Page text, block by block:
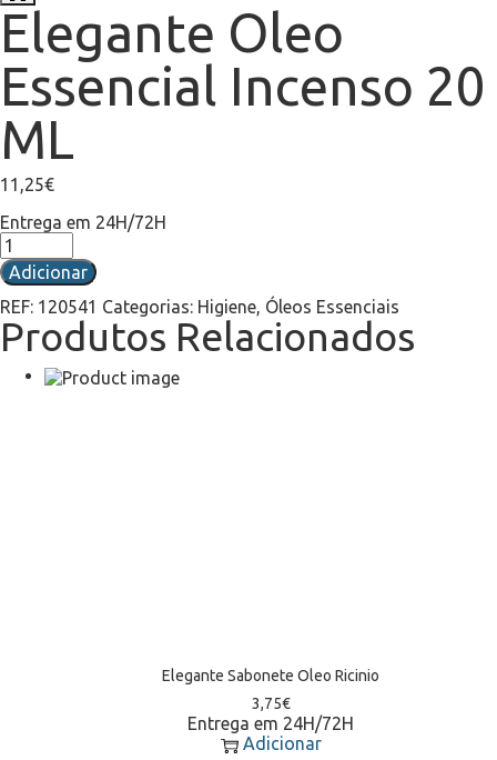
Elegante Oleo
Essencial Incenso 20
ML
11,25€
Entrega em 24H/72H
Adicionar
REF: 120541 Categorias: Higiene, Óleos Essenciais
Produtos Relacionados
Elegante Sabonete Oleo Ricinio
3,75€
Entrega em 24H/72H
Adicionar